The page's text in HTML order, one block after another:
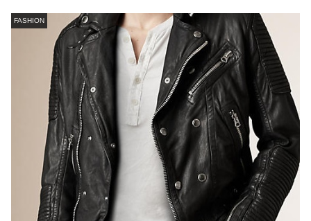
FASHION